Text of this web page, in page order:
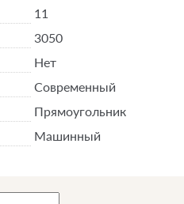
11
3050
Нет
Современный
Прямоугольник
Машинный